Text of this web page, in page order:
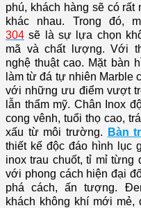
phú, khách hàng sẽ có
khác nhau. Trong đó,
304 sẽ là sự lựa chọn
mã và chất lượng. Với
nghệ thuật cao. Mặt bàn
làm từ đá tự nhiên Marble
với những ưu điểm vượt
lẫn thẩm mỹ. Chân Inox
cong vênh, tuổi thọ cao,
xấu từ môi trường.
Bàn
thiết kế độc đáo hình lục
inox trau chuốt, tỉ mỉ từng
với phong cách hiện đại
phá cách, ấn tượng.
khách không khí mới mẻ,